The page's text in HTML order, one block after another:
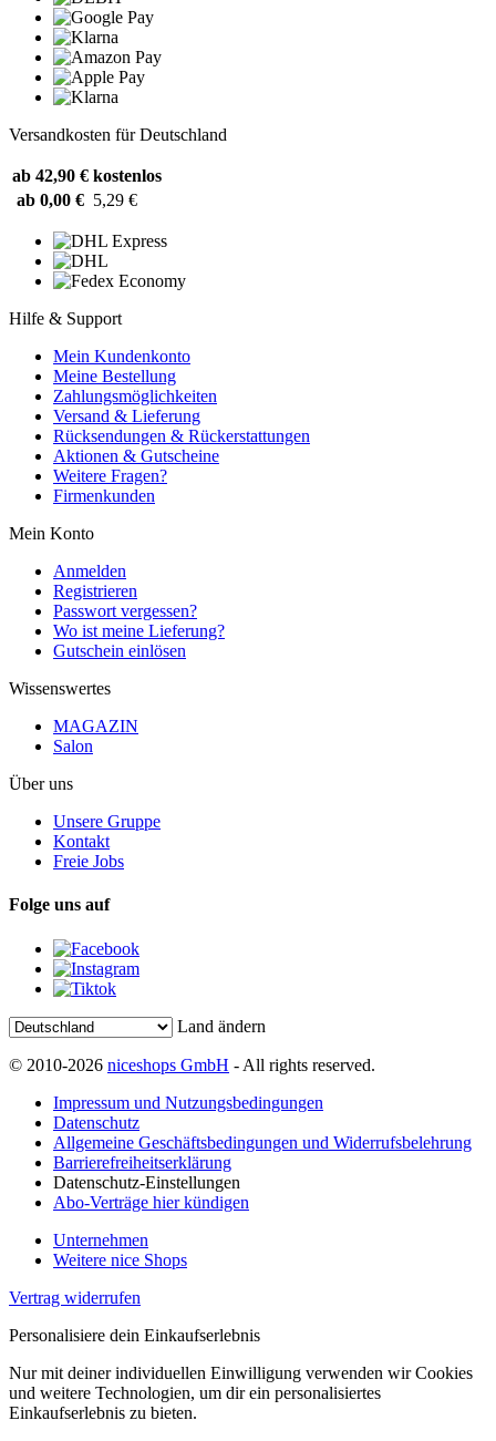
Versandkosten für Deutschland
ab 42,90 € kostenlos
ab 0,00 € 5,29 €
Hilfe & Support
Mein Kundenkonto
Meine Bestellung
Zahlungsmöglichkeiten
Versand & Lieferung
Rücksendungen & Rückerstattungen
Aktionen & Gutscheine
Weitere Fragen?
Firmenkunden
Mein Konto
Anmelden
Registrieren
Passwort vergessen?
Wo ist meine Lieferung?
Gutschein einlösen
Wissenswertes
MAGAZIN
Salon
Über uns
Unsere Gruppe
Kontakt
Freie Jobs
Folge uns auf
Land ändern
© 2010-2026 niceshops GmbH - All rights reserved.
Impressum und Nutzungsbedingungen
Datenschutz
Allgemeine Geschäftsbedingungen und Widerrufsbelehrung
Barrierefreiheitserklärung
Datenschutz-Einstellungen
Abo-Verträge hier kündigen
Unternehmen
Weitere nice Shops
Vertrag widerrufen
Personalisiere dein Einkaufserlebnis
Nur mit deiner individuellen Einwilligung verwenden wir Cookies
und weitere Technologien, um dir ein personalisiertes
Einkaufserlebnis zu bieten.